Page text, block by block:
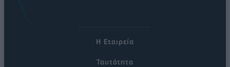
Η Εταιρεία
Ταυτότητα